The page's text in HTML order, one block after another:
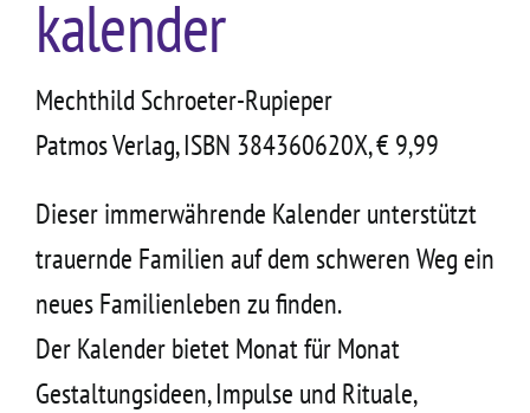
Kontakt
kalender
Mechthild Schroeter-Rupieper
Patmos Verlag, ISBN 384360620X, € 9,99
Dieser immerwährende Kalender unterstützt
trauernde Familien auf dem schweren Weg ein
neues Familienleben zu finden.
Der Kalender bietet Monat für Monat
Gestaltungsideen, Impulse und Rituale,